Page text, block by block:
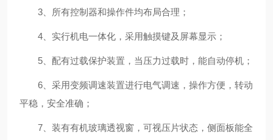
3、所有控制器和操作件均布局合理；
4、实行机电一体化，采用触摸键及屏幕显示；
5、配有过载保护装置，当压力过载时，能自动停机；
6、采用变频调速装置进行电气调速，操作方便，转动
平稳，安全准确；
7、装有有机玻璃透视窗，可视压片状态，侧面板能全